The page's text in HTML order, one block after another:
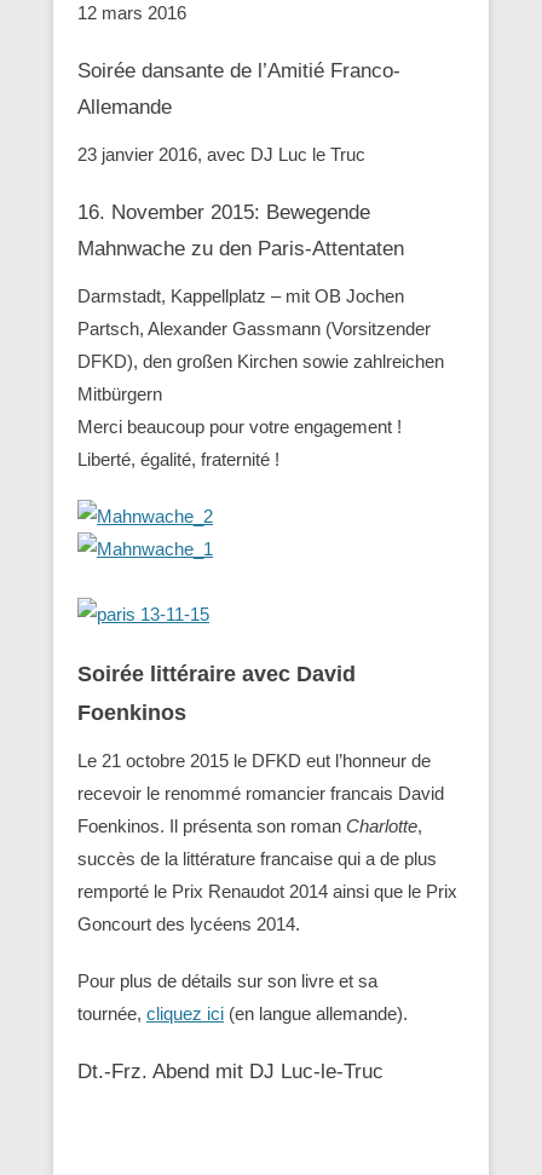
12 mars 2016
Soirée dansante de l’Amitié Franco-
Allemande
23 janvier 2016, avec DJ Luc le Truc
16. November 2015: Bewegende
Mahnwache zu den ‪Paris-Attentaten
Darmstadt, Kappellplatz – mit OB Jochen
Partsch, Alexander Gassmann (Vorsitzender
‪‎DFKD), den großen Kirchen sowie zahlreichen
Mitbürgern
Merci beaucoup pour votre engagement !
Liberté, égalité, fraternité !
Soirée littéraire avec David
Foenkinos
Le 21 octobre 2015 le DFKD eut l’honneur de
recevoir le renommé romancier francais David
Foenkinos. Il présenta son roman Charlotte,
succès de la littérature francaise qui a de plus
remporté le Prix Renaudot 2014 ainsi que le Prix
Goncourt des lycéens 2014.
Pour plus de détails sur son livre et sa
tournée, cliquez ici (en langue allemande).
Dt.-Frz. Abend mit DJ Luc-le-Truc